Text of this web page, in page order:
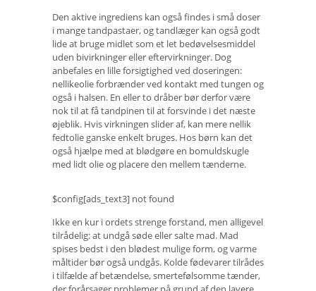
Den aktive ingrediens kan også findes i små doser
i mange tandpastaer, og tandlæger kan også godt
lide at bruge midlet som et let bedøvelsesmiddel
uden bivirkninger eller eftervirkninger. Dog
anbefales en lille forsigtighed ved doseringen:
nellikeolie forbrænder ved kontakt med tungen og
også i halsen. En eller to dråber bør derfor være
nok til at få tandpinen til at forsvinde i det næste
øjeblik. Hvis virkningen slider af, kan mere nellik
fedtolie ganske enkelt bruges. Hos børn kan det
også hjælpe med at blødgøre en bomuldskugle
med lidt olie og placere den mellem tænderne.
$config[ads_text3] not found
Ikke en kur i ordets strenge forstand, men alligevel
tilrådelig: at undgå søde eller salte mad. Mad
spises bedst i den blødest mulige form, og varme
måltider bør også undgås. Kolde fødevarer tilrådes
i tilfælde af betændelse, smertefølsomme tænder,